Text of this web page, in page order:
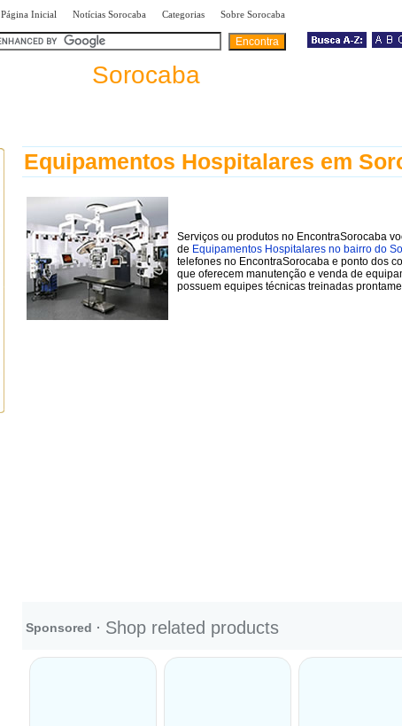
Página Inicial Notícias Sorocaba Categorias Sobre Sorocaba
Sorocaba
Equipamentos Hospitalares em
Serviços ou produtos no EncontraSorocaba
de Equipamentos Hospitalares no bairro do
telefones no EncontraSorocaba e ponto dos
que oferecem manutenção e venda de
possuem equipes técnicas treinadas